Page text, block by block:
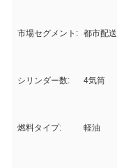
市場セグメント: 都市配送
シリンダー数: 4気筒
燃料タイプ: 軽油